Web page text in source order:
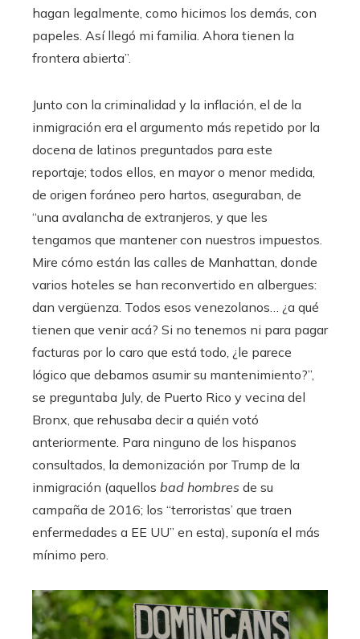
hagan legalmente, como hicimos los demás, con
papeles. Así llegó mi familia. Ahora tienen la
frontera abierta”.
Junto con la criminalidad y la inflación, el de la
inmigración era el argumento más repetido por la
docena de latinos preguntados para este
reportaje; todos ellos, en mayor o menor medida,
de origen foráneo pero hartos, aseguraban, de
“una avalancha de extranjeros, y que les
tengamos que mantener con nuestros impuestos.
Mire cómo están las calles de Manhattan, donde
varios hoteles se han reconvertido en albergues:
dan vergüenza. Todos esos venezolanos… ¿a qué
tienen que venir acá? Si no tenemos ni para pagar
facturas por lo caro que está todo, ¿le parece
lógico que debamos asumir su mantenimiento?”,
se preguntaba July, de Puerto Rico y vecina del
Bronx, que rehusaba decir a quién votó
anteriormente. Para ninguno de los hispanos
consultados, la demonización por Trump de la
inmigración (aquellos bad hombres de su
campaña de 2016; los “terroristas’ que traen
enfermedades a EE UU” en esta), suponía el más
mínimo pero.